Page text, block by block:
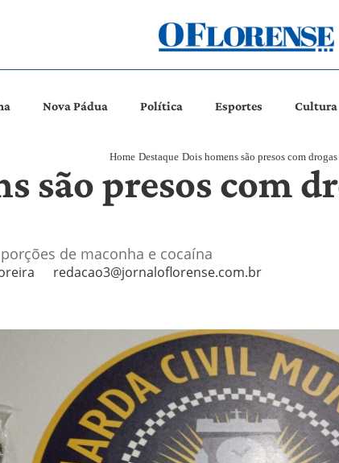
Nova Pádua Política Esportes Cultura
Home Destaque Dois homens são presos com
são presos com
de maconha e cocaína
redacao3@jornaloflorense.com.br